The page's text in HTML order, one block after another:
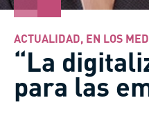
ACTUALIDAD, EN LOS
“La
para las